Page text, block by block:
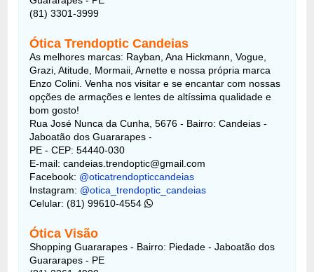
(81) 3301-3999
Ótica Trendoptic Candeias
As melhores marcas: Rayban, Ana Hickmann, Vogue,
Grazi, Atitude, Mormaii, Arnette e nossa própria marca
Enzo Colini. Venha nos visitar e se encantar com nossas
opções de armações e lentes de altíssima qualidade e
bom gosto!
Rua José Nunca da Cunha, 5676 - Bairro: Candeias -
Jaboatão dos Guararapes -
PE - CEP: 54440-030
E-mail: candeias.trendoptic@gmail.com
Facebook: @oticatrendopticcandeias
Instagram: @otica_trendoptic_candeias
Celular: (81) 99610-4554
Ótica Visão
Shopping Guararapes - Bairro: Piedade - Jaboatão dos
Guararapes - PE